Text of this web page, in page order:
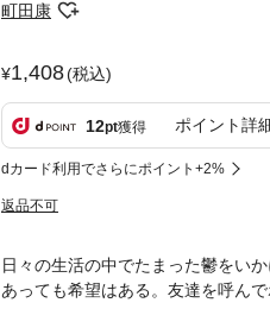
町田康
1,408(税込)
12pt獲得 ポイント詳
dカード利用でさらにポイント+2%
返品不可
日々の生活の中でたまった鬱をい
あっても希望はある。友達を呼ん